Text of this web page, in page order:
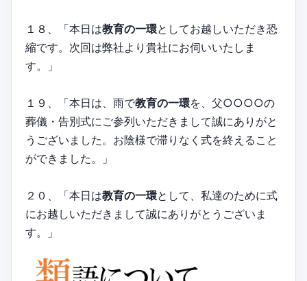
１８、「本日は教育の一環としてお越しいただき恐
縮です。次回は弊社より貴社にお伺いいたしま
す。」
１９、「本日は、雨で教育の一環を、父○○○○の
葬儀・告別式にご参列いただきまして誠にありがと
うございました。お陰様で滞りなく式を終えること
ができました。」
２０、「本日は教育の一環として、私達のために式
にお越しいただきまして誠にありがとうございま
す。」